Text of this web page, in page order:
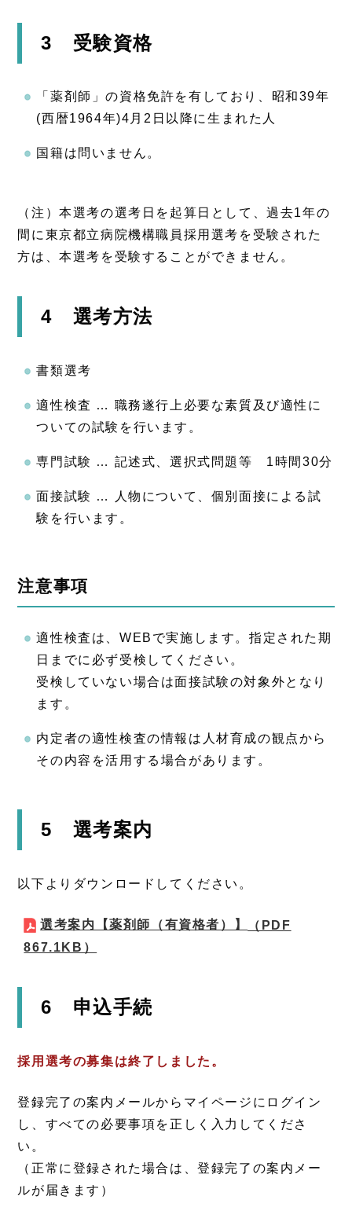
3 受験資格
「薬剤師」の資格免許を有しており、昭和39年
(西暦1964年)4月2日以降に生まれた人
国籍は問いません。
（注）本選考の選考日を起算日として、過去1年の
間に東京都立病院機構職員採用選考を受験された
方は、本選考を受験することができません。
4 選考方法
書類選考
適性検査 … 職務遂行上必要な素質及び適性に
ついての試験を行います。
専門試験 … 記述式、選択式問題等 1時間30分
面接試験 … 人物について、個別面接による試
験を行います。
注意事項
適性検査は、WEBで実施します。指定された期
日までに必ず受検してください。
受検していない場合は面接試験の対象外となり
ます。
内定者の適性検査の情報は人材育成の観点から
その内容を活用する場合があります。
5 選考案内
以下よりダウンロードしてください。
選考案内【薬剤師（有資格者）】
（PDF
867.1KB）
6 申込手続
採用選考の募集は終了しました。
登録完了の案内メールからマイページにログイン
し、すべての必要事項を正しく入力してくださ
い。
（正常に登録された場合は、登録完了の案内メー
ルが届きます）